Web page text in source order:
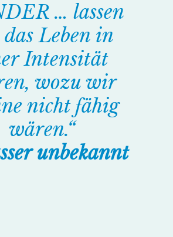
… lassen
das Leben in
Intensität
wozu wir
nicht fähig
wären.“
unbekannt